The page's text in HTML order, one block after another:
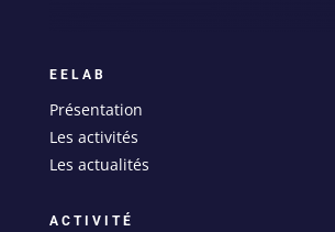
EELAB
Présentation
Les activités
Les actualités
ACTIVITÉ